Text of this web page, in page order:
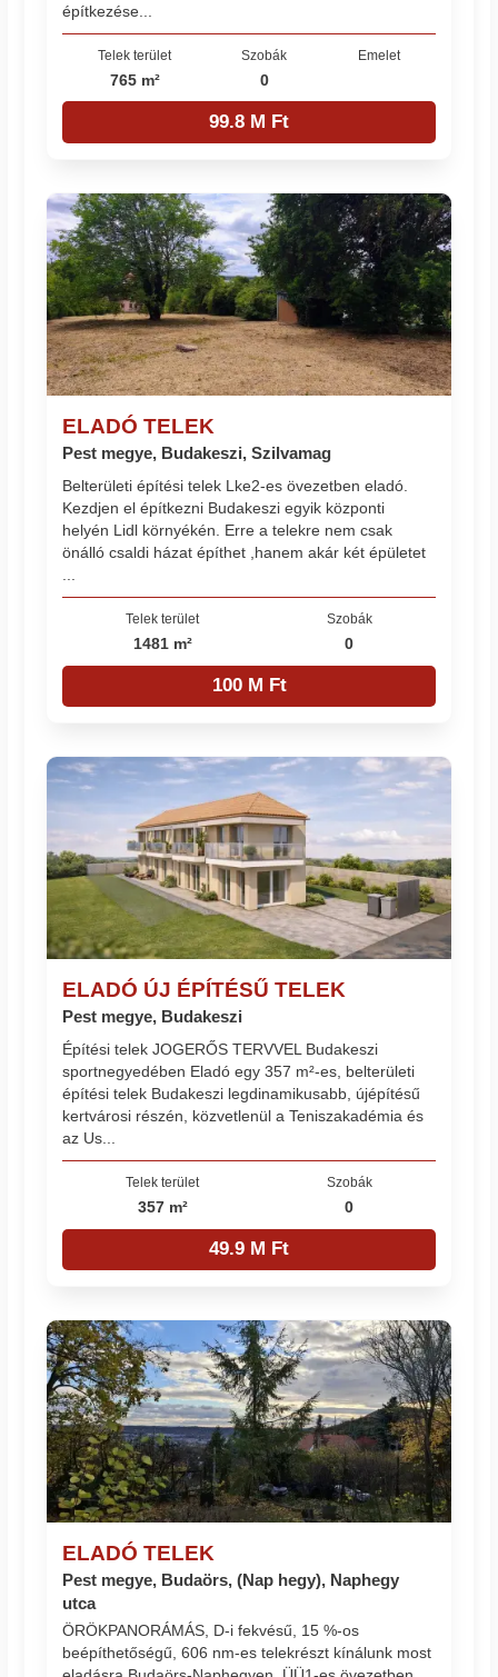
építkezése...
Telek terület
765 m²
Szobák
0
Emelet
99.8 M Ft
ELADÓ TELEK
Pest megye, Budakeszi, Szilvamag
Belterületi építési telek Lke2-es övezetben eladó.
Kezdjen el építkezni Budakeszi egyik központi
helyén Lidl környékén. Erre a telekre nem csak
önálló csaldi házat építhet ,hanem akár két épületet
...
Telek terület
1481 m²
Szobák
0
100 M Ft
ELADÓ ÚJ ÉPÍTÉSŰ TELEK
Pest megye, Budakeszi
Építési telek JOGERŐS TERVVEL Budakeszi
sportnegyedében Eladó egy 357 m²-es, belterületi
építési telek Budakeszi legdinamikusabb, újépítésű
kertvárosi részén, közvetlenül a Teniszakadémia és
az Us...
Telek terület
357 m²
Szobák
0
49.9 M Ft
ELADÓ TELEK
Pest megye, Budaörs, (Nap hegy), Naphegy
utca
ÖRÖKPANORÁMÁS, D-i fekvésű, 15 %-os
beépíthetőségű, 606 nm-es telekrészt kínálunk most